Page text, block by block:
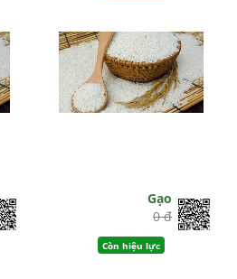
Gạo
0 đ
Còn hiệu lực